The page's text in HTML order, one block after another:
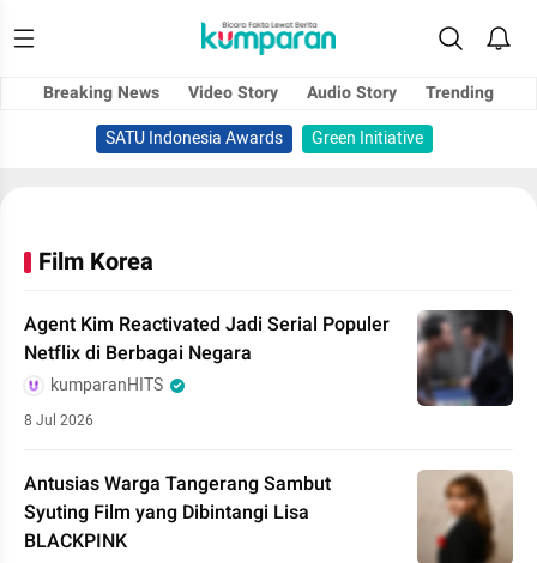
Breaking News Video Story Audio Story
Trending
SATU Indonesia Awards
Green Initiative
Film Korea
Agent Kim Reactivated Jadi Serial Populer
Netflix di Berbagai Negara
kumparanHITS
8 Jul 2026
Antusias Warga Tangerang Sambut
Syuting Film yang Dibintangi Lisa
BLACKPINK